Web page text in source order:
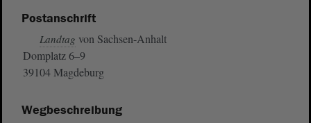
Postanschrift
Landtag von Sachsen-Anhalt
Domplatz 6–9
39104 Magdeburg
Wegbeschreibung